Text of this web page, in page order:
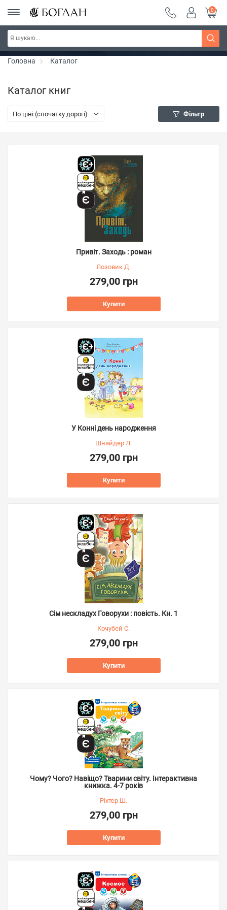
РОЗПРОДАЖ ~ 150 грн ~ 200 грн ~ 250 грн ~
300 грн ~ РОЗПРОДАЖ
Дізнатись більше
0
Головна Каталог
Каталог книг
По ціні (спочатку дорогі) Фільтр
Привіт. Заходь : роман
Лозовик Д.
279,00 грн
Купити
У Конні день народження
Шнайдер Л.
279,00 грн
Купити
Сім нескладух Говорухи : повість. Кн. 1
Кочубей С.
279,00 грн
Купити
Чому? Чого? Навіщо? Тварини світу. Інтерактивна
книжка. 4-7 років
Ріхтер Ш.
279,00 грн
Купити